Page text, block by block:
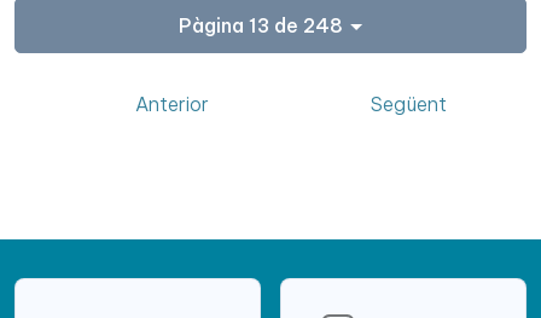
Pàgina 13 de 248
Anterior Següent